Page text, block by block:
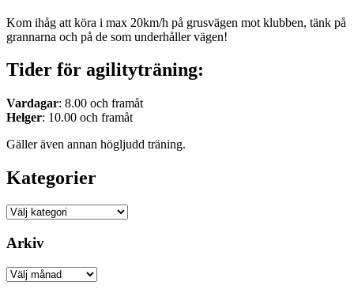
Kom ihåg att köra i max 20km/h på grusvägen mot klubben, tänk på
grannarna och på de som underhåller vägen!
Tider för agilityträning:
Vardagar: 8.00 och framåt
Helger: 10.00 och framåt
Gäller även annan högljudd träning.
Kategorier
Kategorier
Arkiv
Arkiv